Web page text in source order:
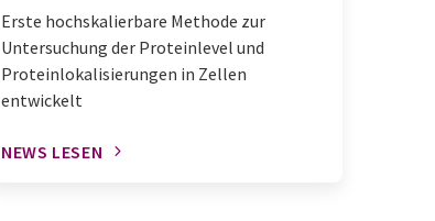
Erste hochskalierbare Methode zur
Untersuchung der Proteinlevel und
Proteinlokalisierungen in Zellen
entwickelt
NEWS LESEN